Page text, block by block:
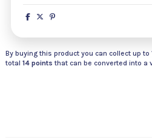
By buying this product you can collect up to
total 14 points that can be converted into a